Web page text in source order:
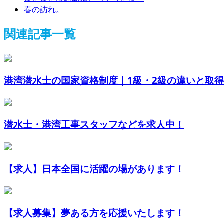
春の訪れ。
関連記事一覧
港湾潜水士の国家資格制度｜1級・2級の違いと取
潜水士・港湾工事スタッフなどを求人中！
【求人】日本全国に活躍の場があります！
【求人募集】夢ある方を応援いたします！